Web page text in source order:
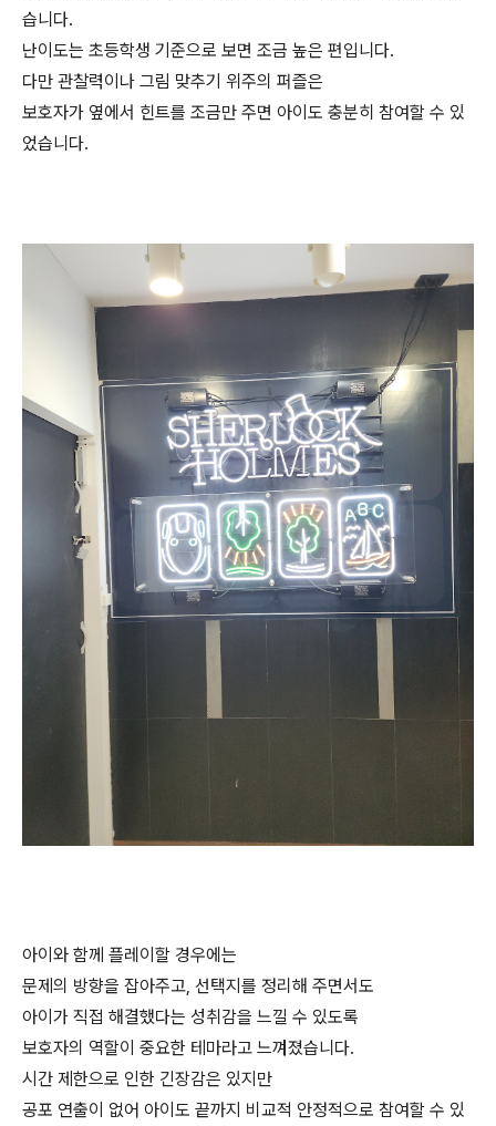
습니다.
난이도는 초등학생 기준으로 보면 조금 높은 편입니다.
다만 관찰력이나 그림 맞추기 위주의 퍼즐은
보호자가 옆에서 힌트를 조금만 주면 아이도 충분히 참여할 수 있
었습니다.
아이와 함께 플레이할 경우에는
문제의 방향을 잡아주고, 선택지를 정리해 주면서도
아이가 직접 해결했다는 성취감을 느낄 수 있도록
보호자의 역할이 중요한 테마라고 느껴졌습니다.
시간 제한으로 인한 긴장감은 있지만
공포 연출이 없어 아이도 끝까지 비교적 안정적으로 참여할 수 있